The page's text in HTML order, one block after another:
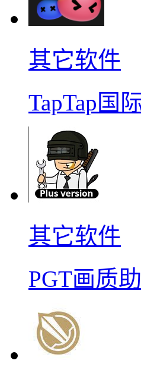
其它软件
TapTap国
其它软件
PGT画质